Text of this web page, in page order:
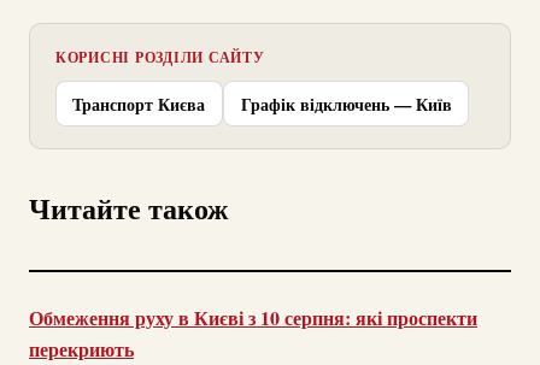
КОРИСНІ РОЗДІЛИ САЙТУ
Транспорт Києва Графік відключень — Київ
Читайте також
Обмеження руху в Києві з 10 серпня: які проспекти
перекриють